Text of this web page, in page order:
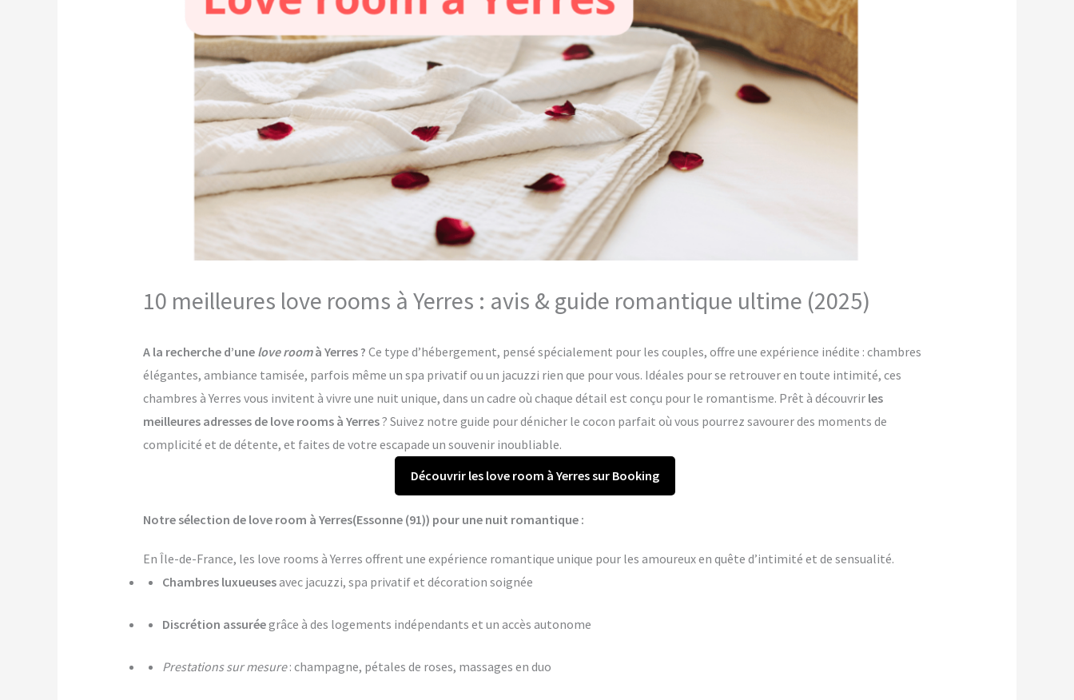
10 meilleures love rooms à Yerres : avis & guide romantique ultime (2025)
A la recherche d’une love roomà Yerres ? Ce type d’hébergement, pensé spécialement pour les couples, offre une expérience inédite : chambres
élégantes, ambiance tamisée, parfois même un spa privatif ou un jacuzzi rien que pour vous. Idéales pour se retrouver en toute intimité, ces
chambres à Yerres vous invitent à vivre une nuit unique, dans un cadre où chaque détail est conçu pour le romantisme. Prêt à découvrir les
meilleures adresses de love rooms à Yerres? Suivez notre guide pour dénicher le cocon parfait où vous pourrez savourer des moments de
complicité et de détente, et faites de votre escapade un souvenir inoubliable.
Découvrir les love room à Yerres sur Booking
Notre sélection de love room à Yerres(Essonne (91)) pour une nuit romantique :
En Île-de-France, les love rooms à Yerres offrent une expérience romantique unique pour les amoureux en quête d’intimité et de sensualité.
Chambres luxueusesavec jacuzzi, spa privatif et décoration soignée
Discrétion assuréegrâce à des logements indépendants et un accès autonome
Prestations sur mesure: champagne, pétales de roses, massages en duo